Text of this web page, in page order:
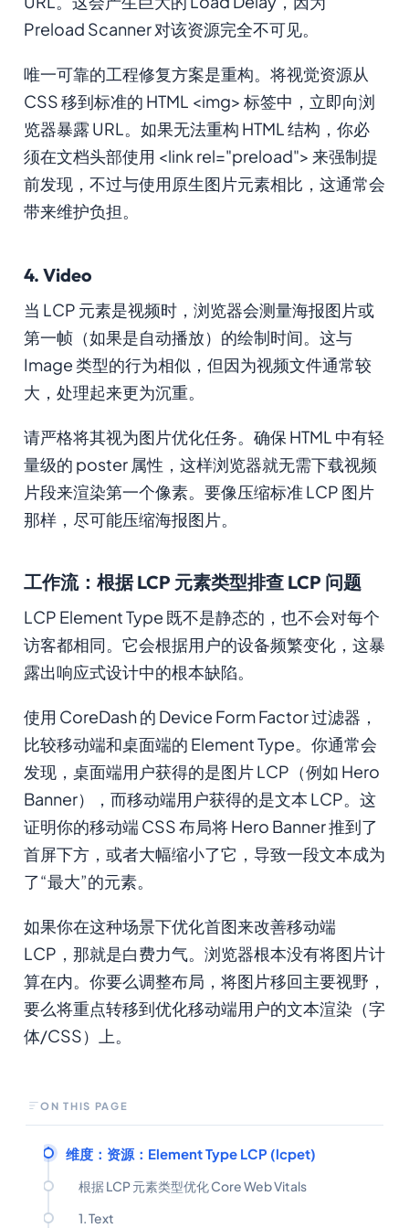
Preload Scanner 对该资源完全不可见。
唯一可靠的工程修复方案是重构。将视觉资源从
CSS 移到标准的 HTML <img> 标签中，立即向浏
览器暴露 URL。如果无法重构 HTML 结构，你必
须在文档头部使用 <link rel="preload"> 来强制提
前发现，不过与使用原生图片元素相比，这通常会
带来维护负担。
4. Video
当 LCP 元素是视频时，浏览器会测量海报图片或
第一帧（如果是自动播放）的绘制时间。这与
Image 类型的行为相似，但因为视频文件通常较
大，处理起来更为沉重。
请严格将其视为图片优化任务。确保 HTML 中有轻
量级的 poster 属性，这样浏览器就无需下载视频
片段来渲染第一个像素。要像压缩标准 LCP 图片
那样，尽可能压缩海报图片。
工作流：根据 LCP 元素类型排查 LCP 问题
LCP Element Type 既不是静态的，也不会对每个
访客都相同。它会根据用户的设备频繁变化，这暴
露出响应式设计中的根本缺陷。
使用 CoreDash 的 Device Form Factor 过滤器，
比较移动端和桌面端的 Element Type。你通常会
发现，桌面端用户获得的是图片 LCP（例如 Hero
Banner），而移动端用户获得的是文本 LCP。这
证明你的移动端 CSS 布局将 Hero Banner 推到了
首屏下方，或者大幅缩小了它，导致一段文本成为
了“最大”的元素。
如果你在这种场景下优化首图来改善移动端
LCP，那就是白费力气。浏览器根本没有将图片计
算在内。你要么调整布局，将图片移回主要视野，
要么将重点转移到优化移动端用户的文本渲染（字
体/CSS）上。
ON THIS PAGE
维度：资源：Element Type LCP (lcpet)
根据 LCP 元素类型优化 Core Web Vitals
1. Text